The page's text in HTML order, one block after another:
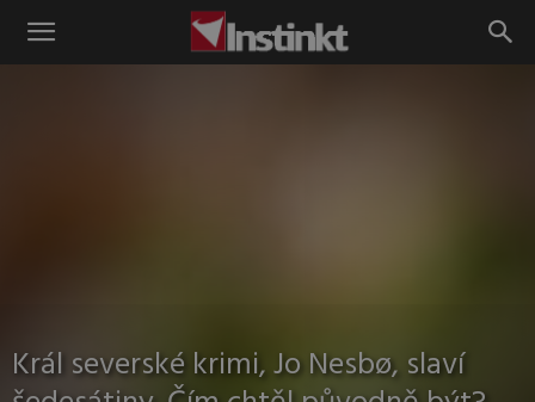
Instinkt
Král severské krimi, Jo Nesbø, slaví